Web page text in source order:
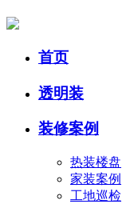
首页
透明装
装修案例
热装楼盘
家装案例
工地巡检